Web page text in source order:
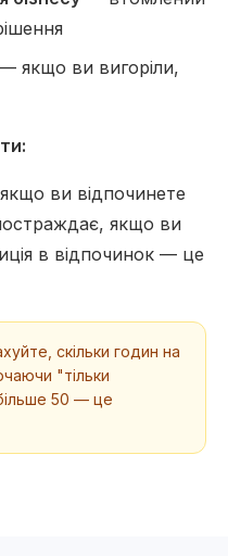
— якщо ви вигоріли,
ви відпочинете
якщо ви
в відпочинок — це
скільки годин на
"тільки
50 — це